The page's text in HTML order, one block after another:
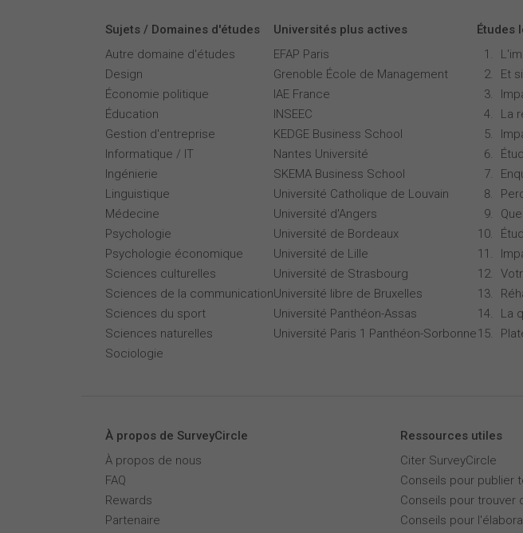
Sujets / Domaines d'études
Autre domaine d'études
Design
Économie politique
Éducation
Gestion d'entreprise
Informatique / IT
Ingénierie
Linguistique
Médecine
Psychologie
Psychologie économique
Sciences culturelles
Sciences de la communication
Sciences du sport
Sciences naturelles
Sociologie
Universités plus actives
EFAP Paris
Grenoble École de Management
IAE France
INSEEC
KEDGE Business School
Nantes Université
SKEMA Business School
Université Catholique de Louvain
Université d'Angers
Université de Bordeaux
Université de Lille
Université de Strasbourg
Université libre de Bruxelles
Université Panthéon-Assas
Université Paris 1 Panthéon-Sorbonne
Études
Et
La
La
À propos de SurveyCircle
À propos de nous
FAQ
Rewards
Partenaire
Ressources utiles
Citer SurveyCircle
Conseils pour publier
Conseils pour trouver
Conseils pour